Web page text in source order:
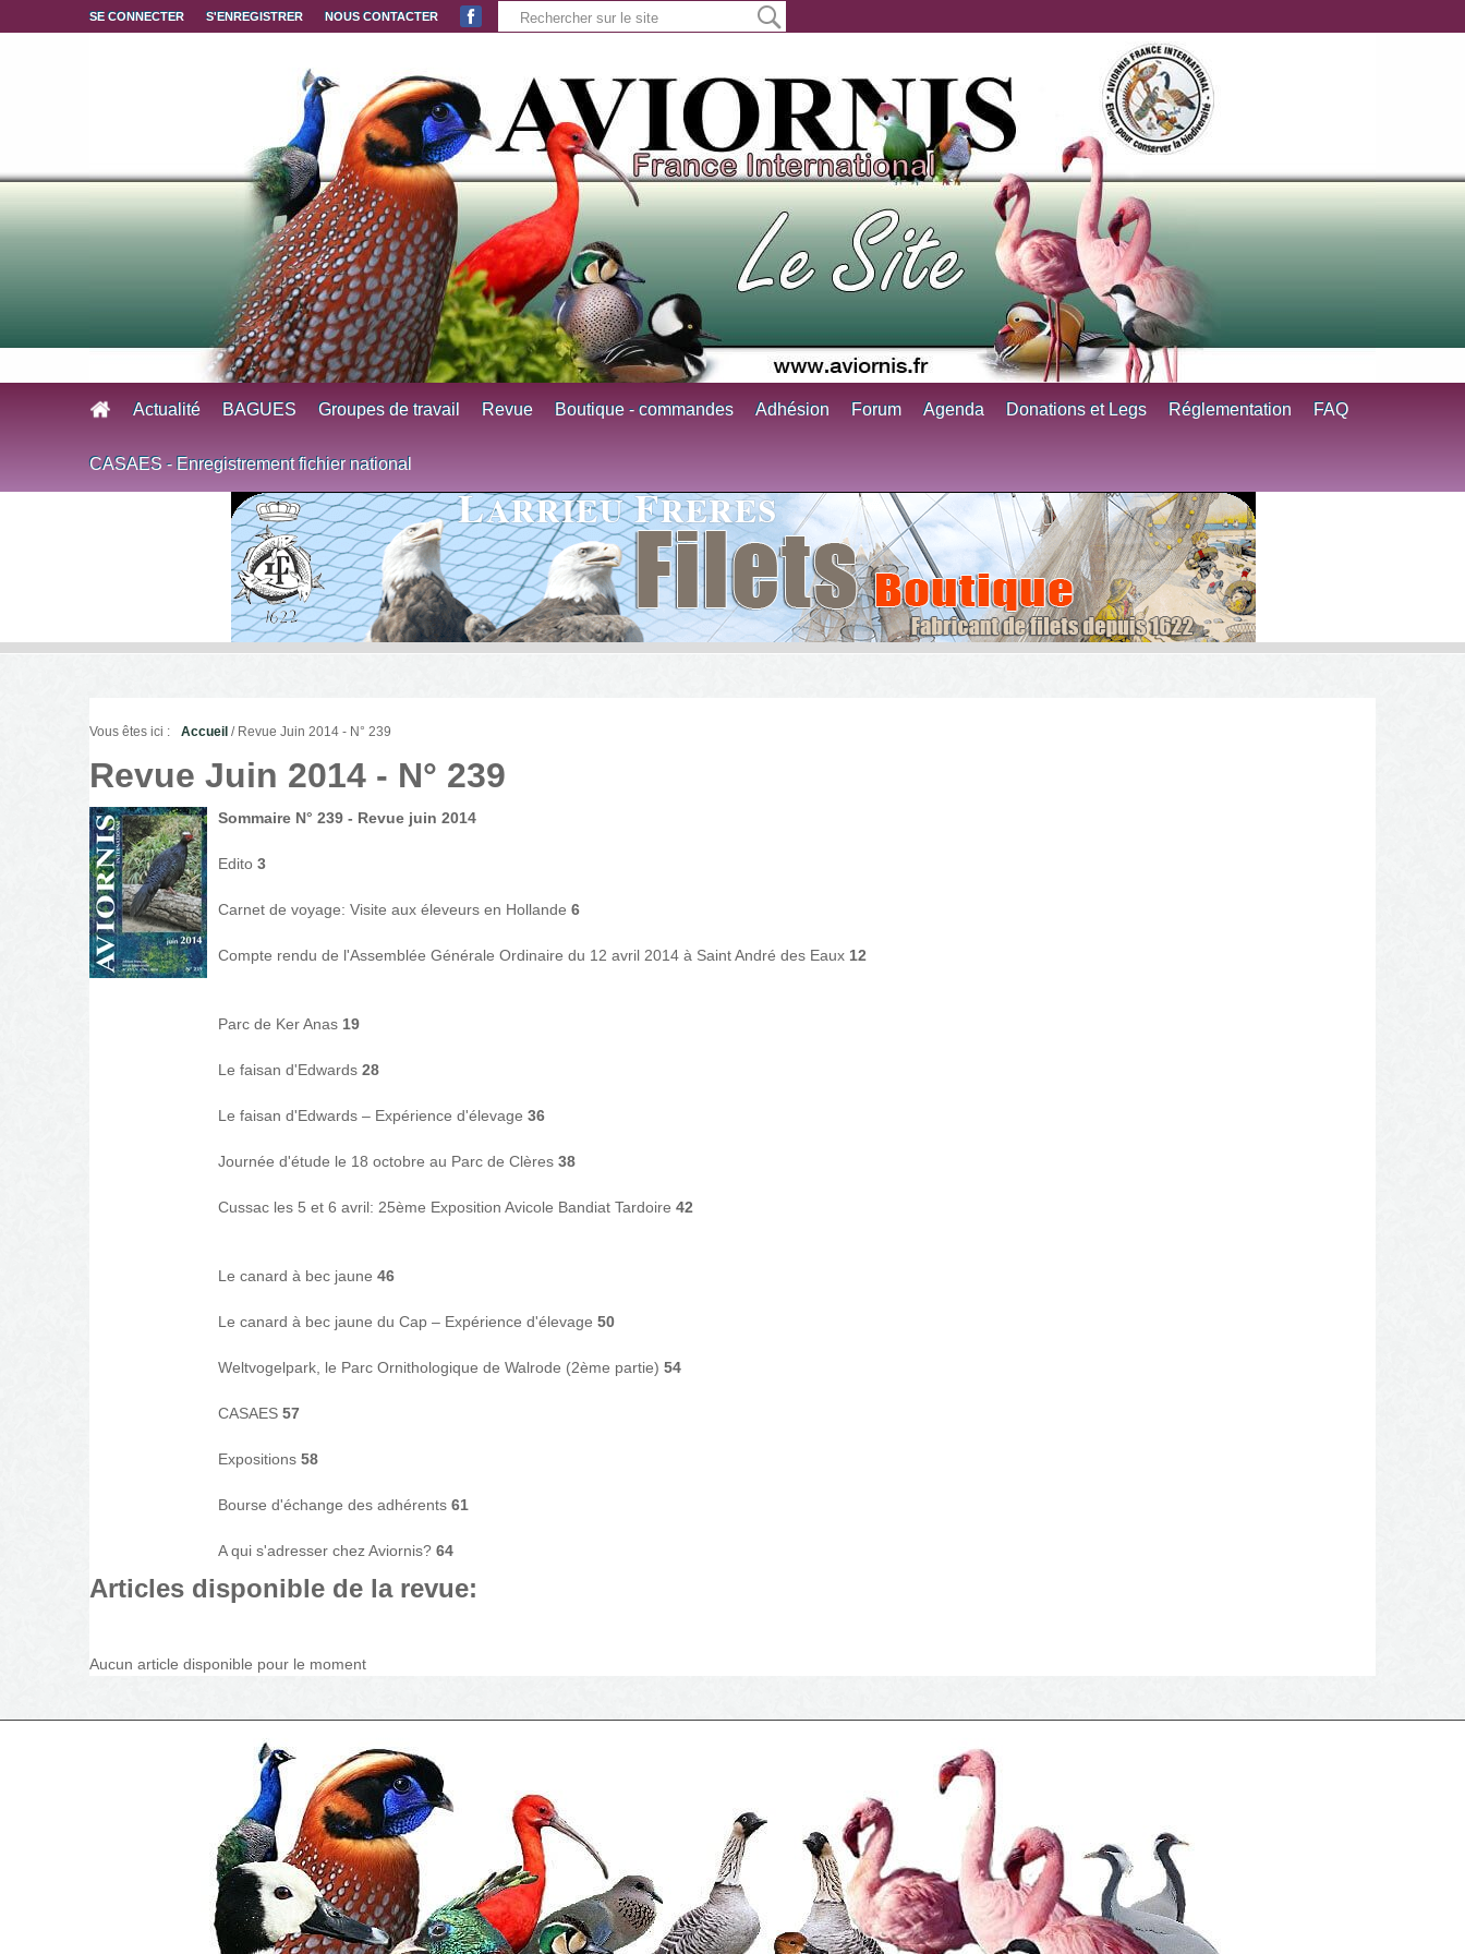
Aller au contenu principal
SE CONNECTER S'ENREGISTRER NOUS CONTACTER
Actualité BAGUES Groupes de travail Revue Boutique - commandes Adhésion Forum Agenda Donations et Legs Réglementation FAQ
CASAES - Enregistrement fichier national
Vous êtes ici : Accueil / Revue Juin 2014 - N° 239
Revue Juin 2014 - N° 239
Sommaire N° 239 - Revue juin 2014
Edito 3
Carnet de voyage: Visite aux éleveurs en Hollande 6
Compte rendu de l'Assemblée Générale Ordinaire du 12 avril 2014 à Saint André des Eaux 12
Parc de Ker Anas 19
Le faisan d'Edwards 28
Le faisan d'Edwards – Expérience d'élevage 36
Journée d'étude le 18 octobre au Parc de Clères 38
Cussac les 5 et 6 avril: 25ème Exposition Avicole Bandiat Tardoire 42
Le canard à bec jaune 46
Le canard à bec jaune du Cap – Expérience d'élevage 50
Weltvogelpark, le Parc Ornithologique de Walrode (2ème partie) 54
CASAES 57
Expositions 58
Bourse d'échange des adhérents 61
A qui s'adresser chez Aviornis? 64
Articles disponible de la revue:
Aucun article disponible pour le moment